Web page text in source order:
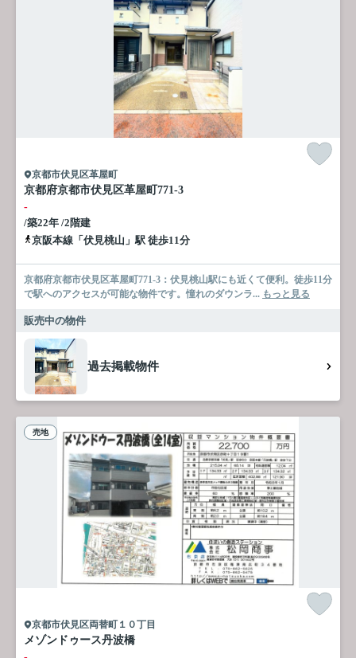
京都市伏見区革屋町
京都府京都市伏見区革屋町771-3
-
/築22年 /2階建
京阪本線「伏見桃山」駅 徒歩11分
京都府京都市伏見区革屋町771-3：伏見桃山駅にも近くて便利。徒歩11分
で駅へのアクセスが可能な物件です。憧れのダウンラ... もっと見る
販売中の物件
過去掲載物件
売地
京都市伏見区両替町１０丁目
メゾンドゥース丹波橋